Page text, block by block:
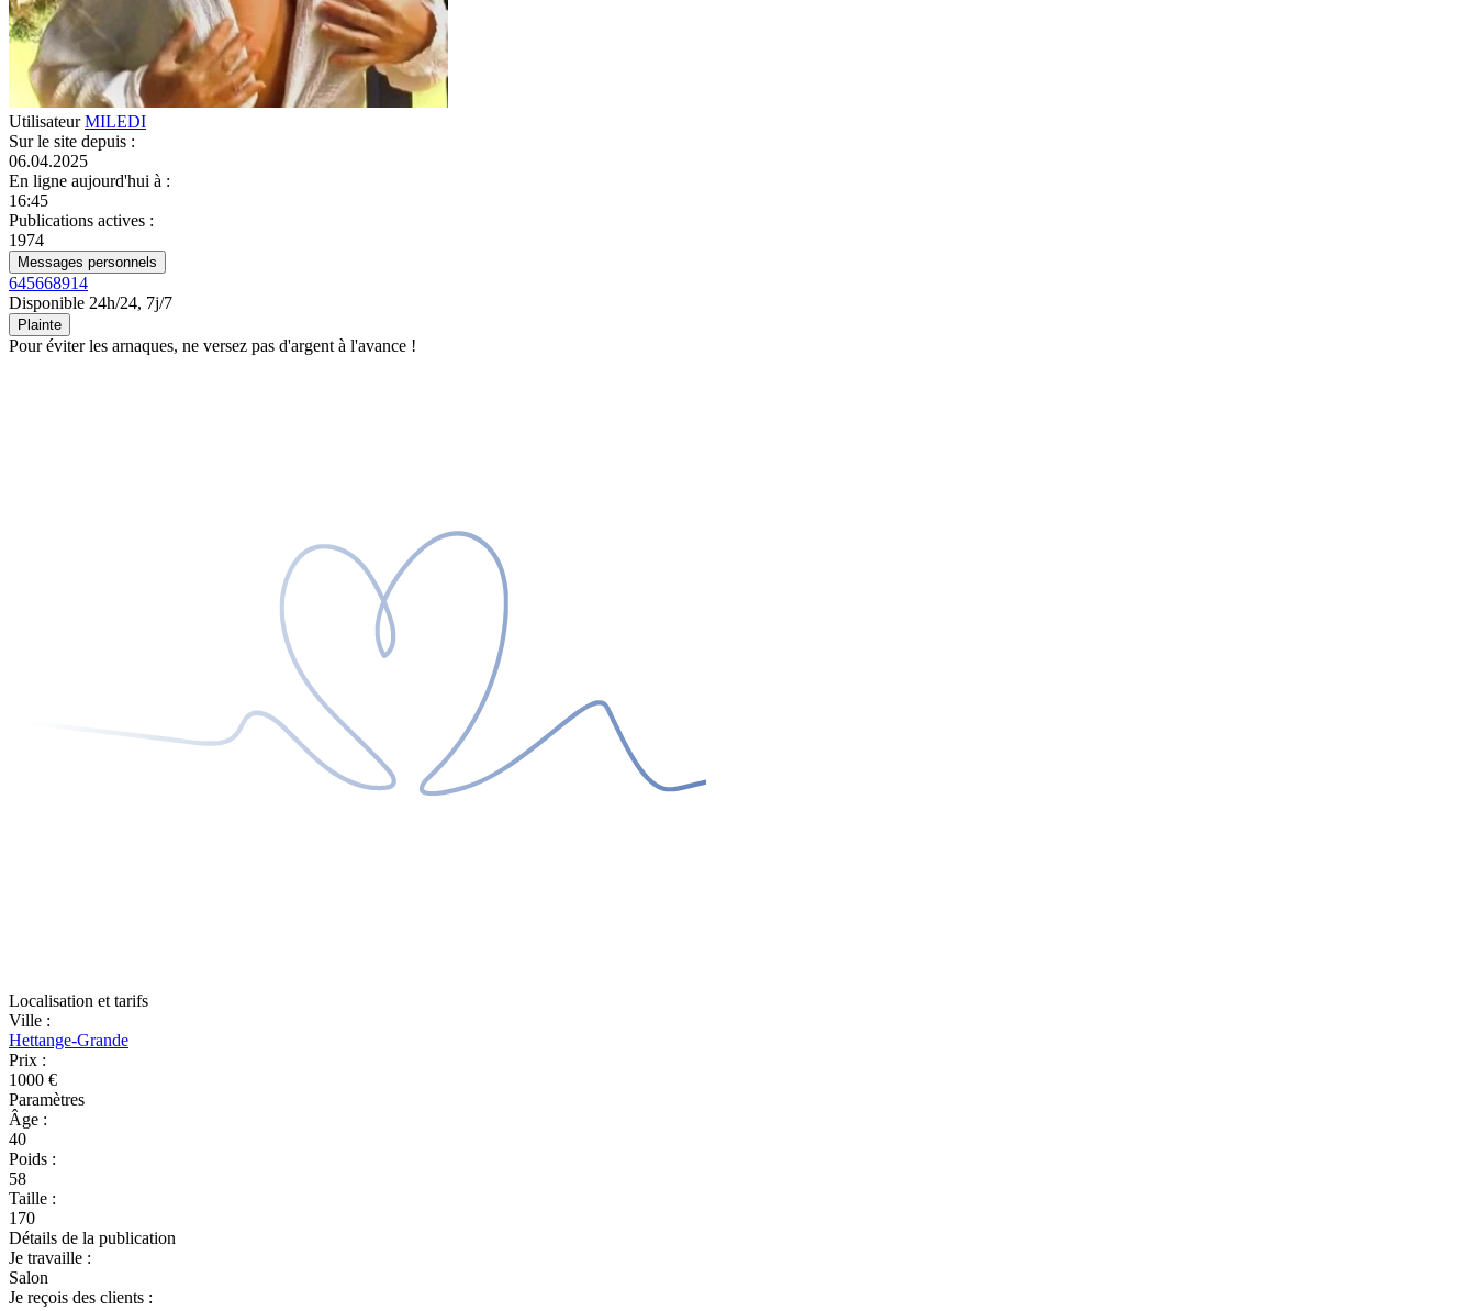
UtilisateurMILEDI
Sur le site depuis :
06.04.2025
En ligne aujourd'hui à :
16:45
Publications actives :
1974
Messages personnels
645668914
Disponible 24h/24, 7j/7
Plainte
Pour éviter les arnaques, ne versez pas d'argent à l'avance !
Localisation et tarifs
Ville :
Hettange-Grande
Prix :
1000 €
Paramètres
Âge :
40
Poids :
58
Taille :
170
Détails de la publication
Je travaille :
Salon
Je reçois des clients :